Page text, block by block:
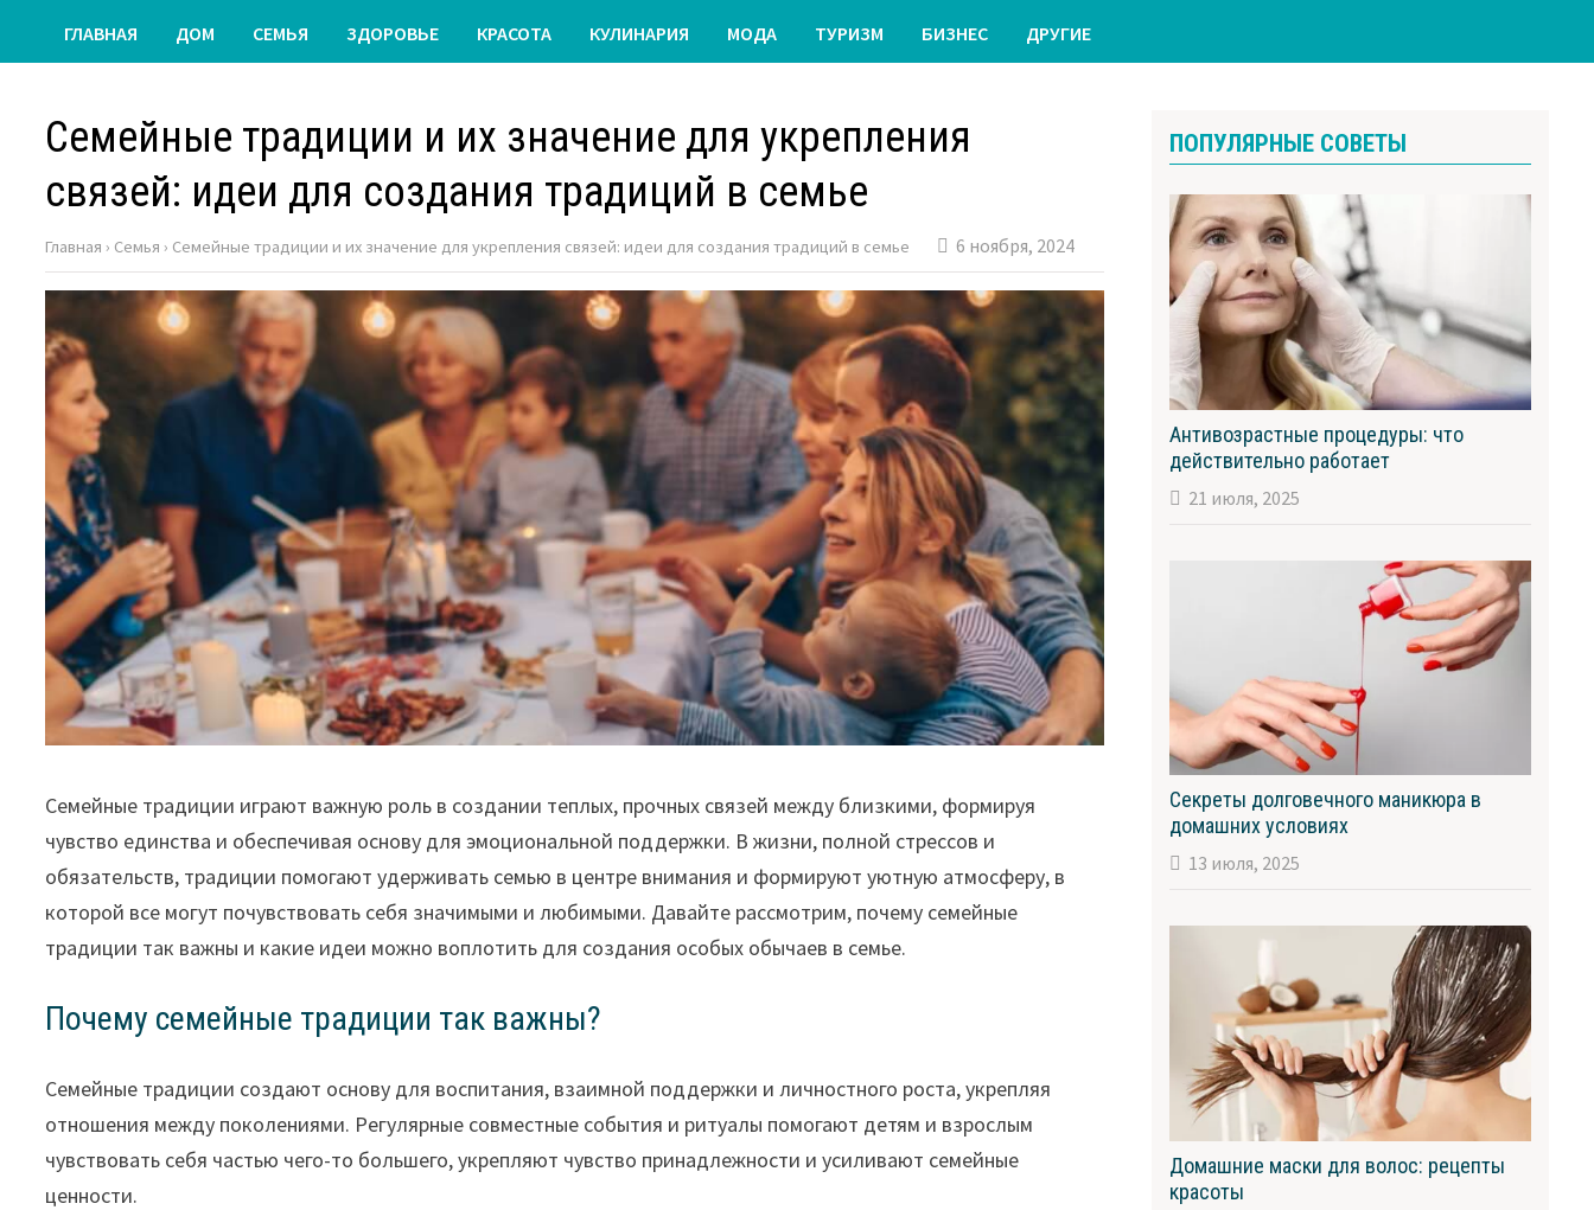
ГЛАВНАЯ ДОМ СЕМЬЯ ЗДОРОВЬЕ КРАСОТА КУЛИНАРИЯ МОДА ТУРИЗМ БИЗНЕС ДРУГИЕ
Семейные традиции и их значение для укрепления
связей: идеи для создания традиций в семье
Главная › Семья › Семейные традиции и их значение для укрепления связей: идеи для создания традиций в семье 6 ноября, 2024
Семейные традиции играют важную роль в создании теплых, прочных связей между близкими, формируя
чувство единства и обеспечивая основу для эмоциональной поддержки. В жизни, полной стрессов и
обязательств, традиции помогают удерживать семью в центре внимания и формируют уютную атмосферу, в
которой все могут почувствовать себя значимыми и любимыми. Давайте рассмотрим, почему семейные
традиции так важны и какие идеи можно воплотить для создания особых обычаев в семье.
Почему семейные традиции так важны?
Семейные традиции создают основу для воспитания, взаимной поддержки и личностного роста, укрепляя
отношения между поколениями. Регулярные совместные события и ритуалы помогают детям и взрослым
чувствовать себя частью чего-то большего, укрепляют чувство принадлежности и усиливают семейные
ценности.
ПОПУЛЯРНЫЕ СОВЕТЫ
Антивозрастные процедуры: что
действительно работает
21 июля, 2025
Секреты долговечного маникюра в
домашних условиях
13 июля, 2025
Домашние маски для волос: рецепты
красоты